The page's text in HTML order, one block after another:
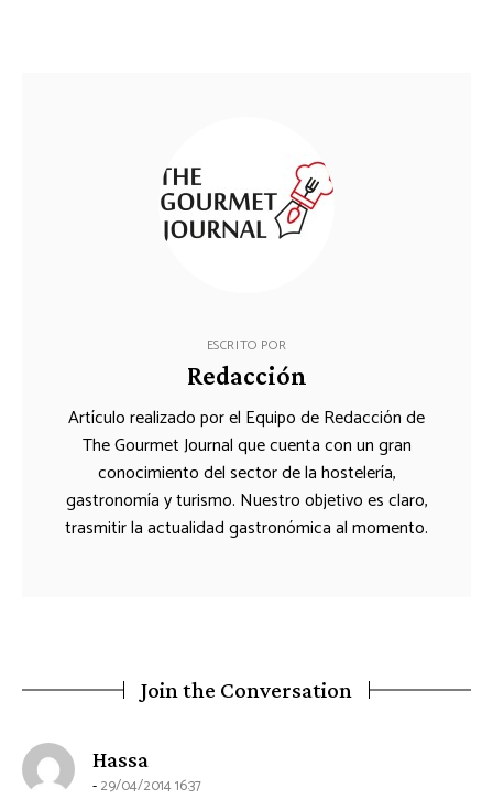
ESCRITO POR
Redacción
Artículo realizado por el Equipo de Redacción de
The Gourmet Journal que cuenta con un gran
conocimiento del sector de la hostelería,
gastronomía y turismo. Nuestro objetivo es claro,
trasmitir la actualidad gastronómica al momento.
Join the Conversation
Hassa
29/04/2014 16:37